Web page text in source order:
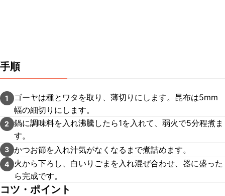
手順
1
ゴーヤは種とワタを取り、薄切りにします。昆布は5mm
幅の細切りにします。
2
鍋に調味料を入れ沸騰したら1を入れて、弱火で5分程煮ま
す。
3 かつお節を入れ汁気がなくなるまで煮詰めます。
4
火から下ろし、白いりごまを入れ混ぜ合わせ、器に盛った
ら完成です。
コツ・ポイント